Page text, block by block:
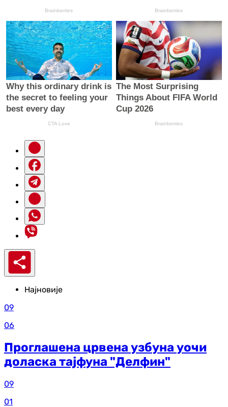
Најновије
09
06
Проглашена црвена узбуна уочи
доласка тајфуна "Делфин"
09
01